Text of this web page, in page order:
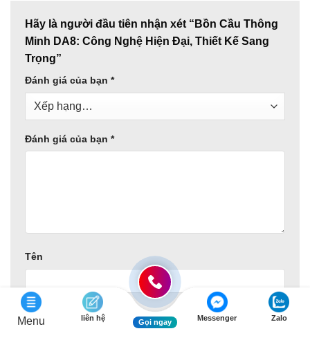
Hãy là người đầu tiên nhận xét “Bồn Cầu Thông
Minh DA8: Công Nghệ Hiện Đại, Thiết Kế Sang
Trọng”
Đánh giá của bạn *
Đánh giá của bạn *
Tên
Email
Menu liên hệ Gọi ngay Messenger Zalo